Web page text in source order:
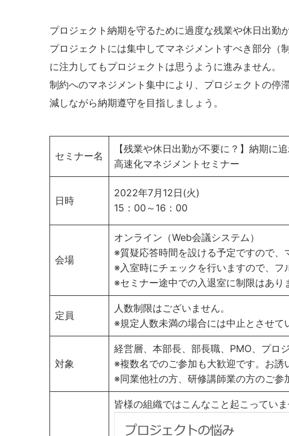
プロジェクト納期を守るために過度な残業や休日出勤
プロジェクトには集中してマネジメントすべき部分
に注力してもプロジェクトは思うように進みません。
制約へのマネジメント集中により、プロジェクトの停
減しながら納期遵守を目指しましょう。
セミナー名
【残業や休日出勤が不要に？】納期に
高速化マネジメントセミナー
日時
2022年7月12日(火)
15：00～16：00
会場
オンライン（Web会議システム）
※質疑応答時間を設ける予定ですので、
※入室時にチェックを行いますので、フ
※セミナー途中での入退室に制限はあり
定員
人数制限はございません。
※規定人数未満の場合には中止とさせて
対象
経営層、本部長、部長職、PMO、プロ
※複数名でのご参加も大歓迎です。お誘
※同業他社の方、研修講師業の方のご参
皆様の組織ではこんなこと起こっていま